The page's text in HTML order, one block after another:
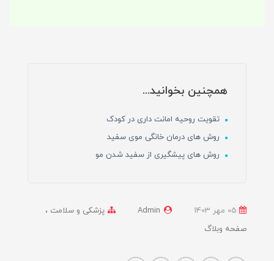
همچنین بخوانید...
تقویت روحیه امانت داری در کودک
روش های درمان خانگی موی سفید
روش های پیشگیری از سفید شدن مو
Admin
پزشکی و سلامت
صفحه وبلاگ